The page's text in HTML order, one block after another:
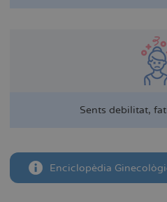
Sents debilitat,
Enciclopèdia